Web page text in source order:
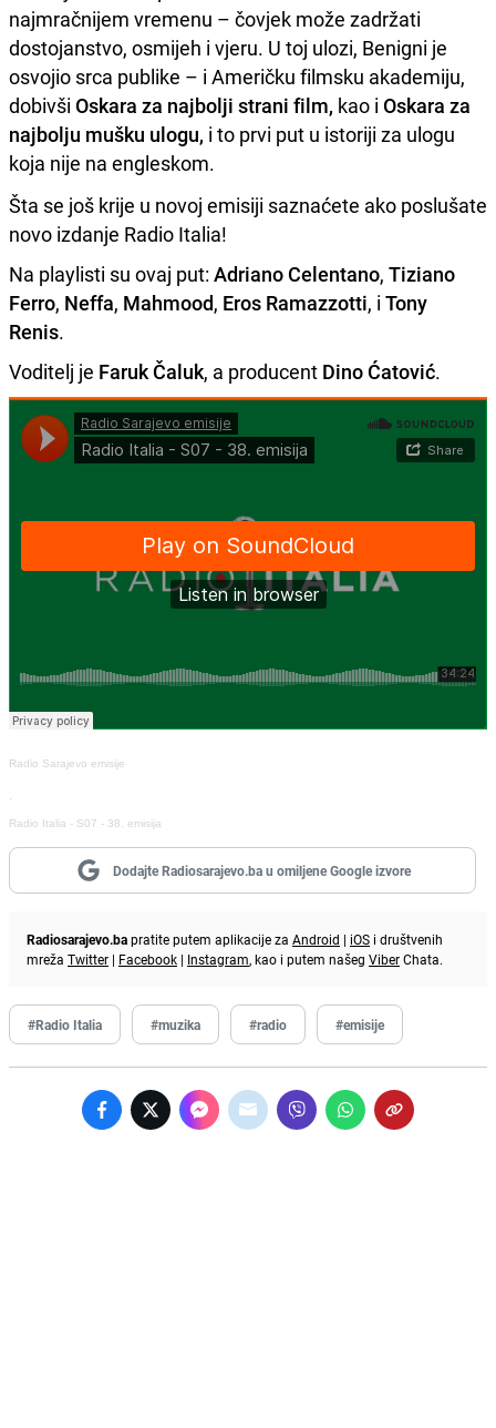
najmračnijem vremenu – čovjek može zadržati
dostojanstvo, osmijeh i vjeru. U toj ulozi, Benigni je
osvojio srca publike – i Američku filmsku akademiju,
dobivši Oskara za najbolji strani film, kao i Oskara za
najbolju mušku ulogu, i to prvi put u istoriji za ulogu
koja nije na engleskom.
Šta se još krije u novoj emisiji saznaćete ako poslušate
novo izdanje Radio Italia!
Na playlisti su ovaj put: Adriano Celentano, Tiziano
Ferro, Neffa, Mahmood, Eros Ramazzotti, i Tony
Renis.
Voditelj je Faruk Čaluk, a producent Dino Ćatović.
Radio Sarajevo emisije
·
Radio Italia - S07 - 38. emisija
Dodajte Radiosarajevo.ba u omiljene Google izvore
Radiosarajevo.bapratite putem aplikacije za Android | iOS i društvenih
mreža Twitter | Facebook | Instagram, kao i putem našeg ViberChata.
#Radio Italia #muzika #radio #emisije